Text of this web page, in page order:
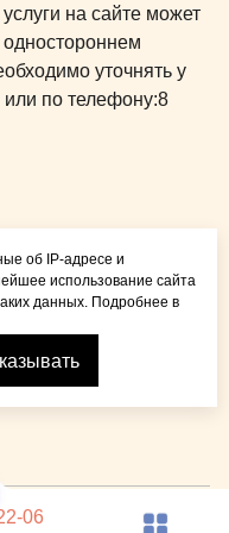
06
на сайте может
уточнять у
или по телефону:8
Лицензия
об IP-адресе и
использование сайта
данных. Подробнее в